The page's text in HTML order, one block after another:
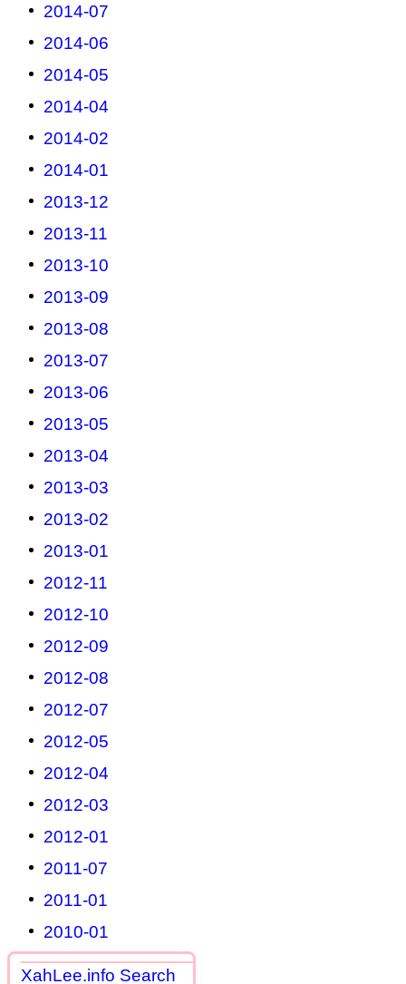
2014-07
2014-06
2014-05
2014-04
2014-02
2014-01
2013-12
2013-11
2013-10
2013-09
2013-08
2013-07
2013-06
2013-05
2013-04
2013-03
2013-02
2013-01
2012-11
2012-10
2012-09
2012-08
2012-07
2012-05
2012-04
2012-03
2012-01
2011-07
2011-01
2010-01
XahLee.info Search